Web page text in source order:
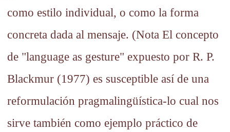
como estilo individual, o como la forma
concreta dada al mensaje. (Nota El concepto
de "language as gesture" expuesto por R. P.
Blackmur (1977) es susceptible así de una
reformulación pragmalingüística-lo cual nos
sirve también como ejemplo práctico de